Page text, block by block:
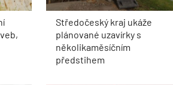
Středočeský kraj ukáže
plánované uzavírky s
několikaměsíčním
předstihem